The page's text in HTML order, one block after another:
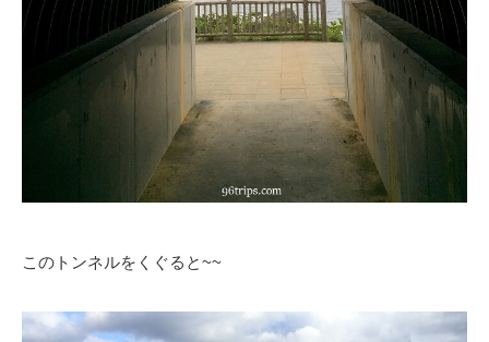
このトンネルをくぐると~~